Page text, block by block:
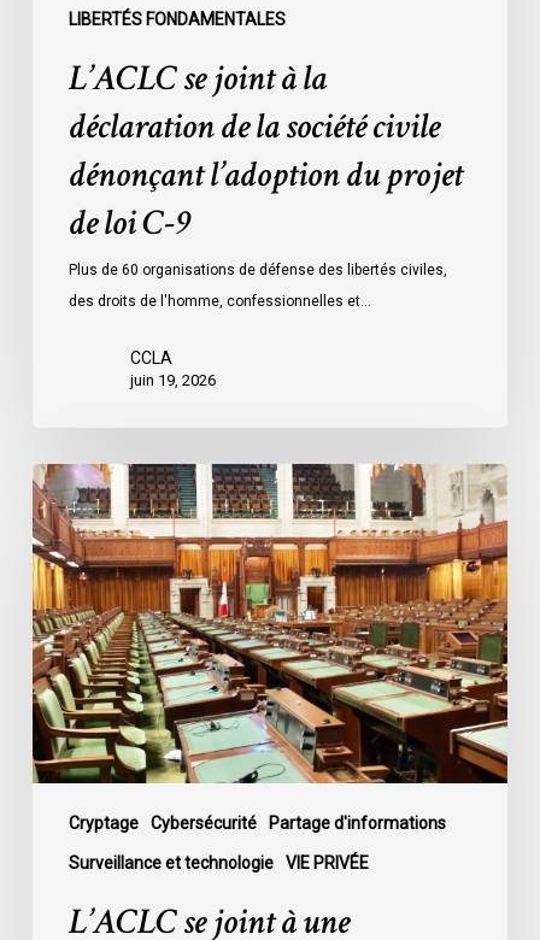
LIBERTÉS FONDAMENTALES
L’ACLC se joint à la
déclaration de la société civile
dénonçant l’adoption du projet
de loi C-9
Plus de 60 organisations de défense des libertés civiles,
des droits de l'homme, confessionnelles et…
CCLA
juin 19, 2026
Cryptage Cybersécurité Partage d'informations
Surveillance et technologie VIE PRIVÉE
L’ACLC
se
joint
à
une
déclaration
dénonçant
la
décision
du
mettre
L’ACLC se joint à une